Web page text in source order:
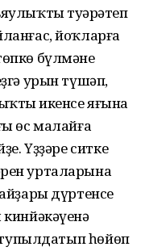
туңәрәтеп
йоҡларға
бүлмәнең
урын түшәп,
икенсе яғына
өс малайға
Үҙҙәре ситке
урталарына
дүртенсе
тупылдатып һөйөп